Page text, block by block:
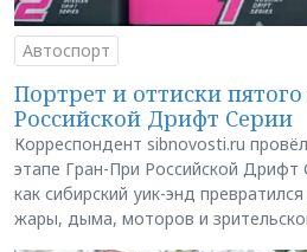
Автоспорт
Портрет и оттиски
Российской Дрифт Серии
Корреспондент sibnovosti.ru
этапе Гран-При Российской Дрифт
как сибирский уик-энд
жары, дыма, моторов и